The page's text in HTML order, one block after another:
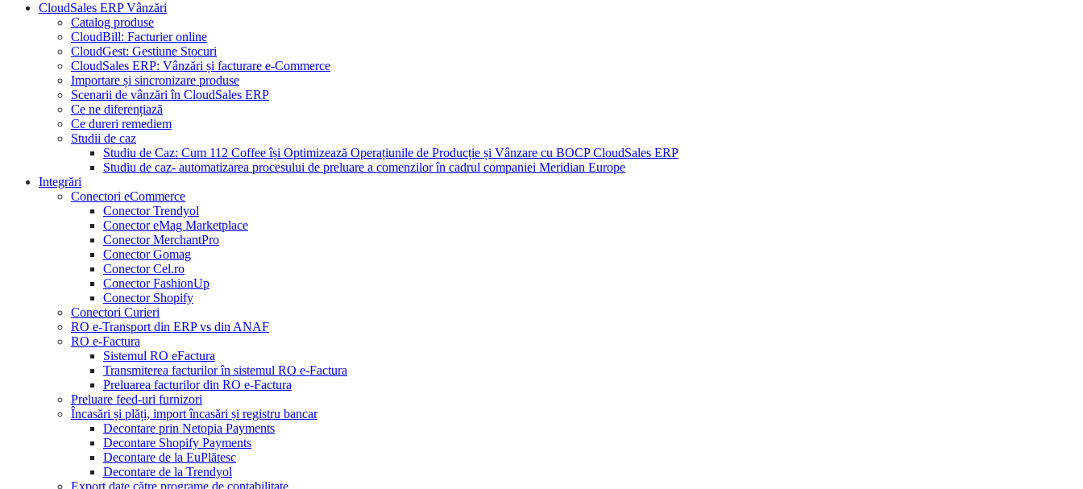
CloudSales ERP Vânzări
Catalog produse
CloudBill: Facturier online
CloudGest: Gestiune Stocuri
CloudSales ERP: Vânzări și facturare e-Commerce
Importare și sincronizare produse
Scenarii de vânzări în CloudSales ERP
Ce ne diferențiază
Ce dureri remediem
Studii de caz
Studiu de Caz: Cum 112 Coffee își Optimizează Operațiunile de Producție și Vânzare cu BOCP CloudSales ERP
Studiu de caz- automatizarea procesului de preluare a comenzilor în cadrul companiei Meridian Europe
Integrări
Conectori eCommerce
Conector Trendyol
Conector eMag Marketplace
Conector MerchantPro
Conector Gomag
Conector Cel.ro
Conector FashionUp
Conector Shopify
Conectori Curieri
RO e-Transport din ERP vs din ANAF
RO e-Factura
Sistemul RO eFactura
Transmiterea facturilor în sistemul RO e-Factura
Preluarea facturilor din RO e-Factura
Preluare feed-uri furnizori
Încasări și plăți, import încasări și registru bancar
Decontare prin Netopia Payments
Decontare Shopify Payments
Decontare de la EuPlătesc
Decontare de la Trendyol
Export date către programe de contabilitate